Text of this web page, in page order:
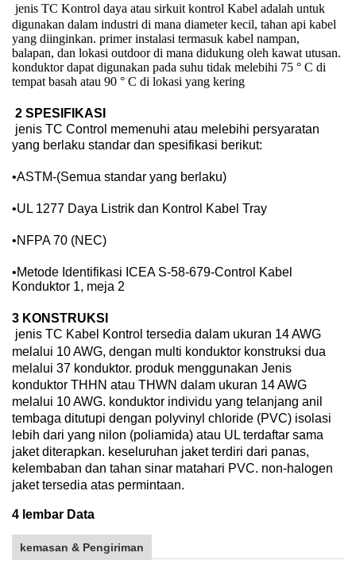
jenis TC Kontrol daya atau sirkuit kontrol Kabel adalah untuk
digunakan dalam industri di mana diameter kecil, tahan api kabel
yang diinginkan. primer instalasi termasuk kabel nampan,
balapan, dan lokasi outdoor di mana didukung oleh kawat utusan.
konduktor dapat digunakan pada suhu tidak melebihi 75 ° C di
tempat basah atau 90 ° C di lokasi yang kering
2 SPESIFIKASI
jenis TC Control memenuhi atau melebihi persyaratan
yang berlaku standar dan spesifikasi berikut:
•ASTM-(Semua standar yang berlaku)
•UL 1277 Daya Listrik dan Kontrol Kabel Tray
•NFPA 70 (NEC)
•Metode Identifikasi ICEA S-58-679-Control Kabel
Konduktor 1, meja 2
3 KONSTRUKSI
jenis TC Kabel Kontrol tersedia dalam ukuran 14 AWG
melalui 10 AWG, dengan multi konduktor konstruksi dua
melalui 37 konduktor. produk menggunakan Jenis
konduktor THHN atau THWN dalam ukuran 14 AWG
melalui 10 AWG. konduktor individu yang telanjang anil
tembaga ditutupi dengan polyvinyl chloride (PVC) isolasi
lebih dari yang nilon (poliamida) atau UL terdaftar sama
jaket diterapkan. keseluruhan jaket terdiri dari panas,
kelembaban dan tahan sinar matahari PVC. non-halogen
jaket tersedia atas permintaan.
4 lembar Data
kemasan & Pengiriman